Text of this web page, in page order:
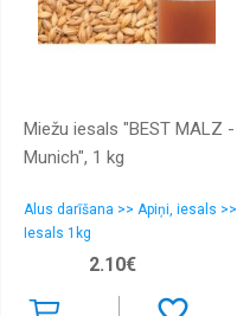
Miežu iesals "BEST MALZ -
Munich", 1 kg
Alus darīšana >> Apiņi, iesals >>
Iesals 1kg
2.10€